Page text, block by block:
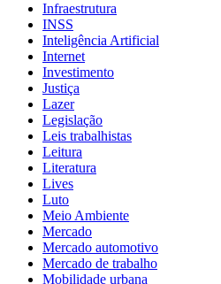
Infraestrutura
INSS
Inteligência Artificial
Internet
Investimento
Justiça
Lazer
Legislação
Leis trabalhistas
Leitura
Literatura
Lives
Luto
Meio Ambiente
Mercado
Mercado automotivo
Mercado de trabalho
Mobilidade urbana